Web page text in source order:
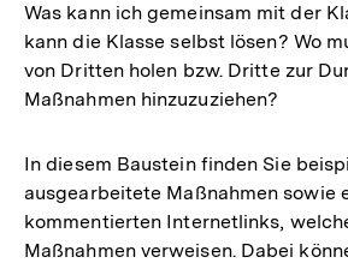
Was kann ich gemeinsam mit der
kann die Klasse selbst lösen? Wo
von Dritten holen bzw. Dritte zur
Maßnahmen hinzuzuziehen?
In diesem Baustein finden Sie
ausgearbeitete Maßnahmen sowie
kommentierten Internetlinks,
Maßnahmen verweisen. Dabei